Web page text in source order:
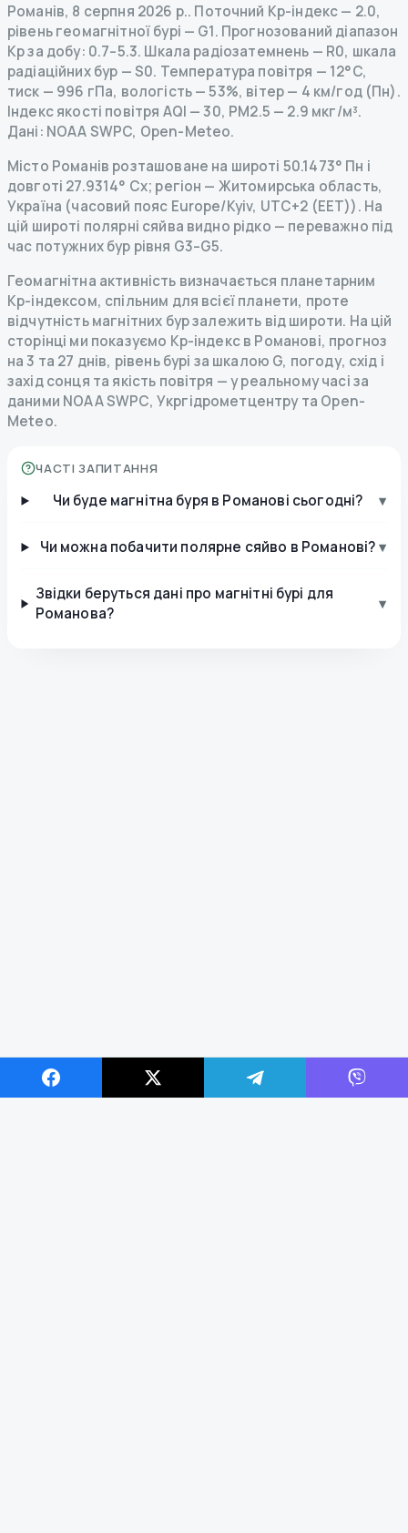
Романів, 8 серпня 2026 р.. Поточний Kp-індекс— 2.0,
рівень геомагнітної бурі — G1. Прогнозований діапазон
Kp за добу: 0.7–5.3. Шкала радіозатемнень — R0, шкала
радіаційних бур — S0. Температура повітря — 12°C,
тиск — 996 гПа, вологість — 53%, вітер — 4 км/год (Пн).
Індекс якості повітря AQI — 30, PM2.5 — 2.9 мкг/м³.
Дані: NOAA SWPC, Open-Meteo.
Місто Романів розташоване на широті 50.1473° Пн і
довготі 27.9314° Сх; регіон — Житомирська область,
Україна (часовий пояс Europe/Kyiv, UTC+2 (EET)). На
цій широті полярні сяйва видно рідко — переважно під
час потужних бур рівня G3–G5.
Геомагнітна активність визначається планетарним
Kp-індексом, спільним для всієї планети, проте
відчутність магнітних бур залежить від широти. На цій
сторінці ми показуємо Kp-індекс в Романові, прогноз
на 3 та 27 днів, рівень бурі за шкалою G, погоду, схід і
захід сонця та якість повітря — у реальному часі за
даними NOAA SWPC, Укргідрометцентру та Open-
Meteo.
ЧАСТІ ЗАПИТАННЯ
Чи буде магнітна буря в Романові сьогодні? ▾
Чи можна побачити полярне сяйво в Романові? ▾
Звідки беруться дані про магнітні бурі для
Романова?
▾